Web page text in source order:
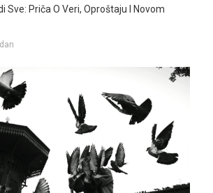
Sve: Priča O Veri, Oproštaju I Novom
dan